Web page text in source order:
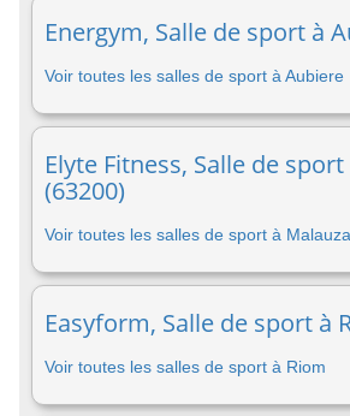
Energym, Salle de sport à
Voir toutes les salles de sport à Aubiere
Elyte Fitness, Salle de
(63200)
Voir toutes les salles de sport à
Easyform, Salle de sport à
Voir toutes les salles de sport à Riom